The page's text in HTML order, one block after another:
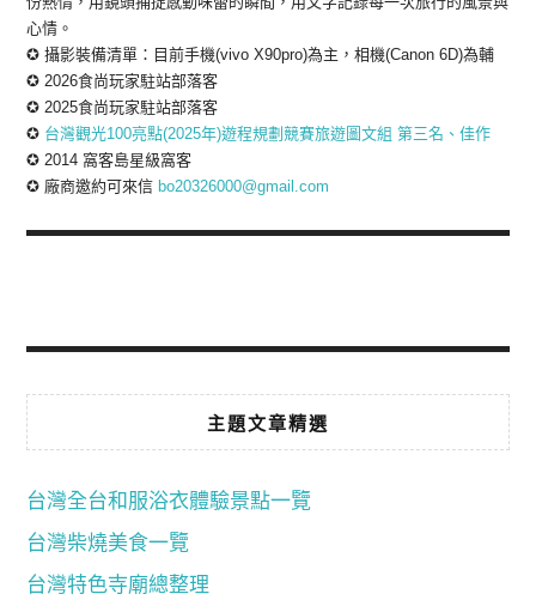
心情。
✪ 攝影裝備清單：目前手機(vivo X90pro)為主，相機(Canon 6D)為輔
✪ 2026食尚玩家駐站部落客
✪ 2025食尚玩家駐站部落客
✪ 台灣觀光100亮點(2025年)遊程規劃競賽旅遊圖文組 第三名、佳作
✪ 2014 窩客島星級窩客
✪ 廠商邀約可來信 bo20326000@gmail.com
主題文章精選
台灣全台和服浴衣體驗景點一覽
台灣柴燒美食一覽
台灣特色寺廟總整理